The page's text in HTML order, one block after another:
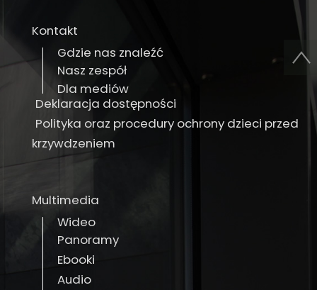
Kontakt
Gdzie nas znaleźć
Nasz zespół
Dla mediów
Deklaracja dostępności
Polityka oraz procedury ochrony dzieci przed
krzywdzeniem
Multimedia
Wideo
Panoramy
Ebooki
Audio